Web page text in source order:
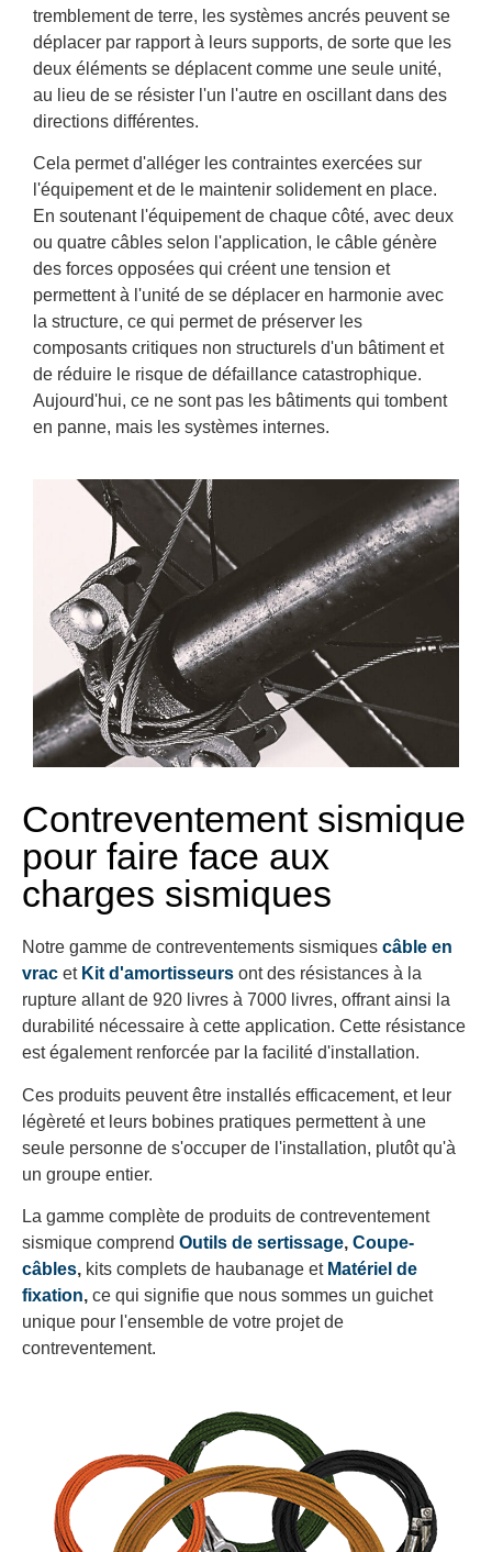
tremblement de terre, les systèmes ancrés peuvent se
déplacer par rapport à leurs supports, de sorte que les
deux éléments se déplacent comme une seule unité,
au lieu de se résister l'un l'autre en oscillant dans des
directions différentes.
Cela permet d'alléger les contraintes exercées sur
l'équipement et de le maintenir solidement en place.
En soutenant l'équipement de chaque côté, avec deux
ou quatre câbles selon l'application, le câble génère
des forces opposées qui créent une tension et
permettent à l'unité de se déplacer en harmonie avec
la structure, ce qui permet de préserver les
composants critiques non structurels d'un bâtiment et
de réduire le risque de défaillance catastrophique.
Aujourd'hui, ce ne sont pas les bâtiments qui tombent
en panne, mais les systèmes internes.
Contreventement sismique
pour faire face aux
charges sismiques
Notre gamme de contreventements sismiques câble en
vrac et Kit d'amortisseurs ont des résistances à la
rupture allant de 920 livres à 7000 livres, offrant ainsi la
durabilité nécessaire à cette application. Cette résistance
est également renforcée par la facilité d'installation.
Ces produits peuvent être installés efficacement, et leur
légèreté et leurs bobines pratiques permettent à une
seule personne de s'occuper de l'installation, plutôt qu'à
un groupe entier.
La gamme complète de produits de contreventement
sismique comprend Outils de sertissage, Coupe-
câbles, kits complets de haubanage et Matériel de
fixation, ce qui signifie que nous sommes un guichet
unique pour l'ensemble de votre projet de
contreventement.